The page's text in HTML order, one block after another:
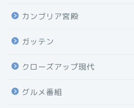
カンブリア宮殿
ガッテン
クローズアップ現代
グルメ番組